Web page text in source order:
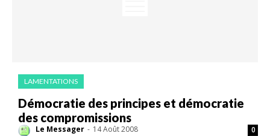
LAMENTATIONS
Démocratie des principes et démocratie
des compromissions
Le Messager - 14 Août 2008 0